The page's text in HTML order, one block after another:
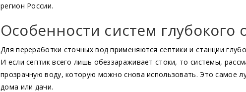
регион России.
Особенности систем
Для переработки сточных вод применяются септики и станции
И если септик всего лишь обеззараживает стоки, то системы,
прозрачную воду, которую можно снова использовать. Это самое
дома или дачи.